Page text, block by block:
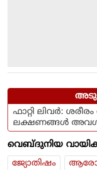
ഫാറ്റി ലിവർ:
ലക്ഷണങ്ങൾ
വെബ്ദുനിയ
ജ്യോതിഷം